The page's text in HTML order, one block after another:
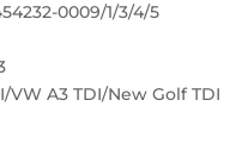
0009/1/3/4/5
A3 TDI/New Golf TDI